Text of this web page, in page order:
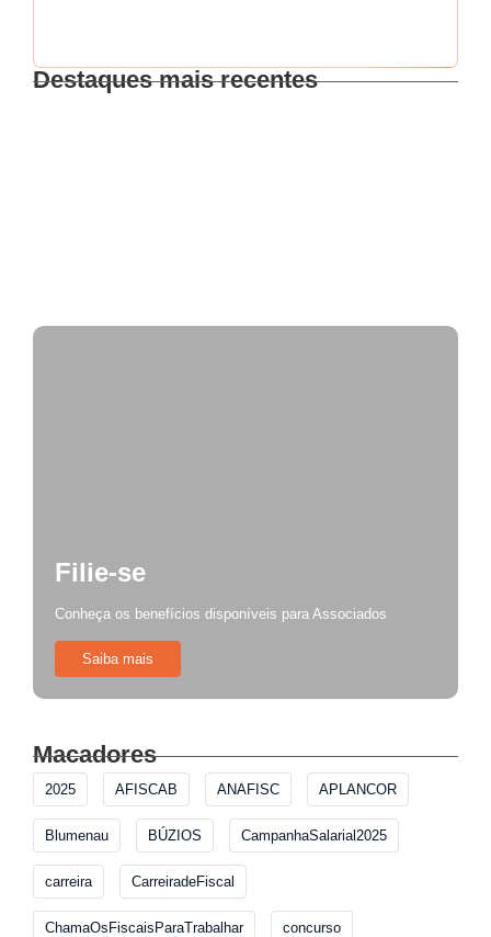
Destaques mais recentes
Filie-se
Conheça os benefícios disponíveis para Associados
Saiba mais
Macadores
2025 AFISCAB ANAFISC APLANCOR
Blumenau BÚZIOS CampanhaSalarial2025
carreira CarreiradeFiscal
ChamaOsFiscaisParaTrabalhar concurso